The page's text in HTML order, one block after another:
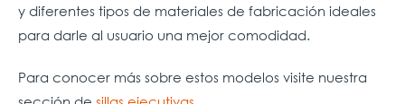
y diferentes tipos de materiales de fabricación ideales
para darle al usuario una mejor comodidad.
Para conocer más sobre estos modelos visite nuestra